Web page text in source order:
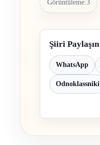
Görüntüleme:3
Şiiri Paylaşın
WhatsApp
Odnoklassniki